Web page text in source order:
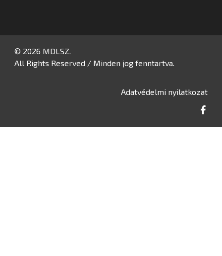
© 2026 MDLSZ.
All Rights Reserved / Minden jog fenntartva.
Adatvédelmi nyilatkozat